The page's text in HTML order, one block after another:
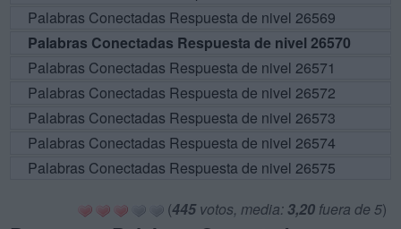
Palabras Conectadas Respuesta de nivel 26569
Palabras Conectadas Respuesta de nivel 26570
Palabras Conectadas Respuesta de nivel 26571
Palabras Conectadas Respuesta de nivel 26572
Palabras Conectadas Respuesta de nivel 26573
Palabras Conectadas Respuesta de nivel 26574
Palabras Conectadas Respuesta de nivel 26575
(445votos, media: 3,20 fuera de 5)